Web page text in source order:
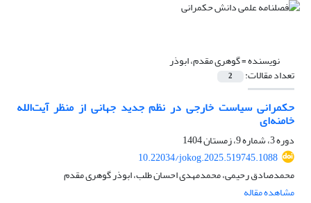
نویسنده =گوهری مقدم، ابوذر
تعداد مقالات: 2
حکمرانی سیاست خارجی در نظم جدید جهانی از منظر آیت‌الله
خامنه‌ای
دوره 3، شماره 9، زمستان 1404
10.22034/jokog.2025.519745.1088
محمدصادق رحیمی، محمدمهدی احسان طلب، ابوذر گوهری مقدم
مشاهده مقاله